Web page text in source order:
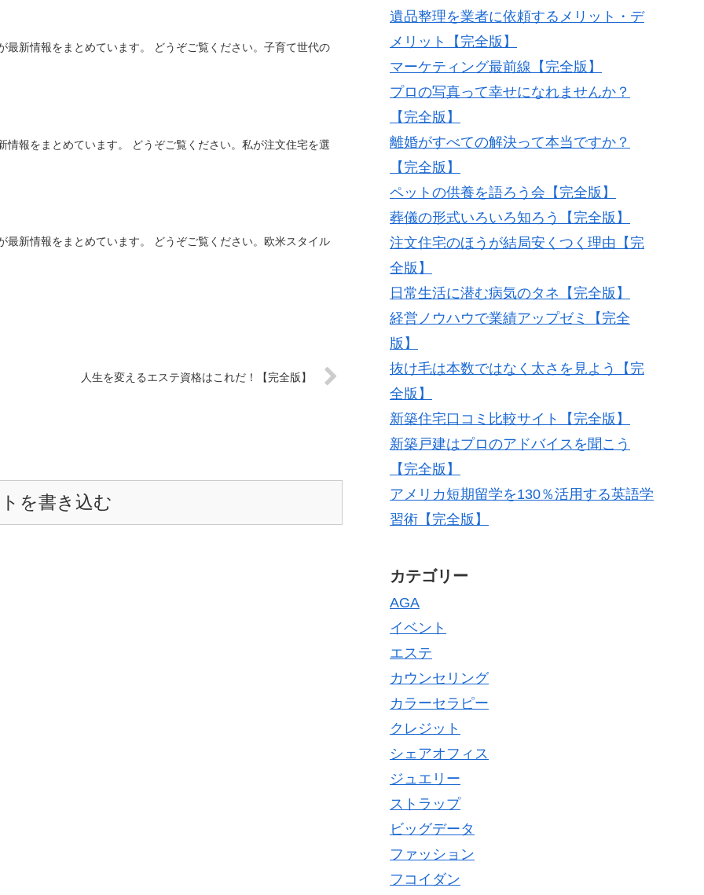
新情報をまとめています。 どうぞご覧ください。子育て世代の
報をまとめています。 どうぞご覧ください。私が注文住宅を選
新情報をまとめています。 どうぞご覧ください。欧米スタイル
人生を変えるエステ資格はこれだ！【完全版】
を書き込む
遺品整理を業者に依頼するメリット・デ
メリット【完全版】
マーケティング最前線【完全版】
プロの写真って幸せになれませんか？
【完全版】
離婚がすべての解決って本当ですか？
【完全版】
ペットの供養を語ろう会【完全版】
葬儀の形式いろいろ知ろう【完全版】
注文住宅のほうが結局安くつく理由【完
全版】
日常生活に潜む病気のタネ【完全版】
経営ノウハウで業績アップゼミ【完全
版】
抜け毛は本数ではなく太さを見よう【完
全版】
新築住宅口コミ比較サイト【完全版】
新築戸建はプロのアドバイスを聞こう
【完全版】
アメリカ短期留学を130％活用する英語学
習術【完全版】
カテゴリー
AGA
イベント
エステ
カウンセリング
カラーセラピー
クレジット
シェアオフィス
ジュエリー
ストラップ
ビッグデータ
ファッション
フコイダン